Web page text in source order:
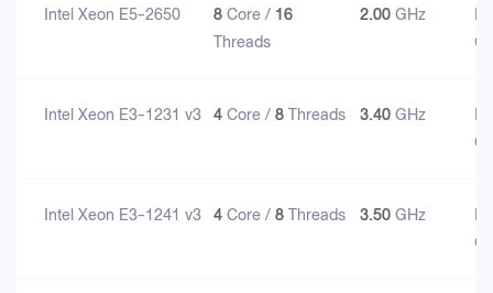
Intel Xeon E5-2650 8Core / 16
Threads
2.00GHz
Intel Xeon E3-1231 v3 4Core /8Threads 3.40GHz
Intel Xeon E3-1241 v3 4Core /8Threads 3.50GHz